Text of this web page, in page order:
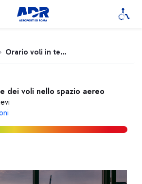
Orario voli in tempo reale
dei voli nello spazio aereo